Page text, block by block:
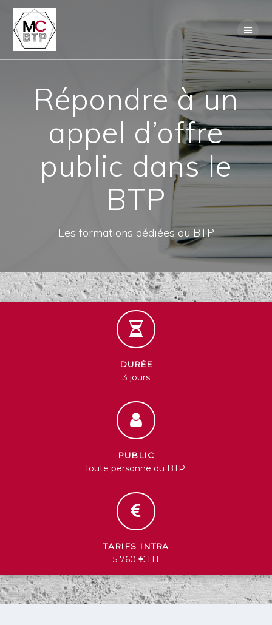
Répondre à un
appel d’offre
public dans le
BTP
Les formations dédiées au BTP
DURÉE
3 jours
PUBLIC
Toute personne du BTP
TARIFS INTRA
5 760 € HT